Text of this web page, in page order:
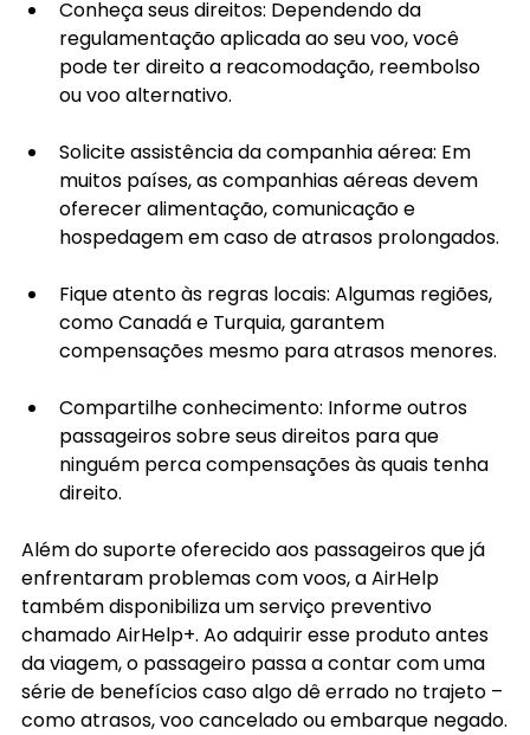
Conheça seus direitos: Dependendo da
regulamentação aplicada ao seu voo, você
pode ter direito a reacomodação, reembolso
ou voo alternativo.
Solicite assistência da companhia aérea: Em
muitos países, as companhias aéreas devem
oferecer alimentação, comunicação e
hospedagem em caso de atrasos prolongados.
Fique atento às regras locais: Algumas regiões,
como Canadá e Turquia, garantem
compensações mesmo para atrasos menores.
Compartilhe conhecimento: Informe outros
passageiros sobre seus direitos para que
ninguém perca compensações às quais tenha
direito.
Além do suporte oferecido aos passageiros que já
enfrentaram problemas com voos, a AirHelp
também disponibiliza um serviço preventivo
chamado AirHelp+. Ao adquirir esse produto antes
da viagem, o passageiro passa a contar com uma
série de benefícios caso algo dê errado no trajeto –
como atrasos, voo cancelado ou embarque negado.